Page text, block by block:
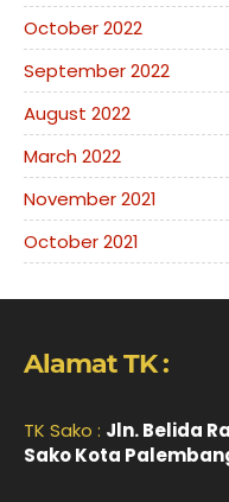
October 2022
September 2022
August 2022
March 2022
November 2021
October 2021
Alamat TK :
TK Sako : Jln. Belida
Sako Kota